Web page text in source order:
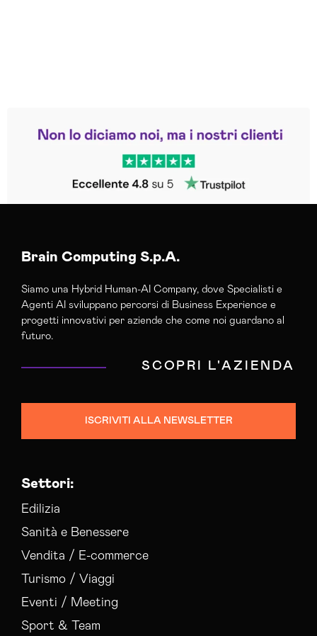
Trustpilot
Brain Computing S.p.A.
Siamo una Hybrid Human-AI Company, dove Specialisti e
Agenti AI sviluppano percorsi di Business Experience e
progetti innovativi per aziende che come noi guardano al
futuro.
SCOPRI L'AZIENDA
ISCRIVITI ALLA NEWSLETTER
Settori:
Edilizia
Sanità e Benessere
Vendita / E-commerce
Turismo / Viaggi
Eventi / Meeting
Sport & Team